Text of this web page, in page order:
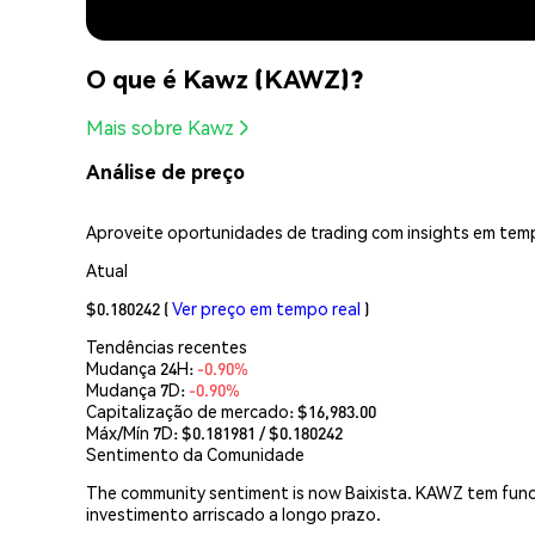
O que é Kawz (KAWZ)?
Mais sobre Kawz
Análise de preço
Aproveite oportunidades de trading com insights em
Atual
$0.180242 (Ver preço em tempo real )
Tendências recentes
Mudança 24H: -0.90%
Mudança 7D: -0.90%
Capitalização de mercado:$16,983.00
Máx/Mín 7D: $0.181981 / $0.180242
Sentimento da Comunidade
The community sentiment is now Baixista. KAWZ tem
investimento arriscado a longo prazo.